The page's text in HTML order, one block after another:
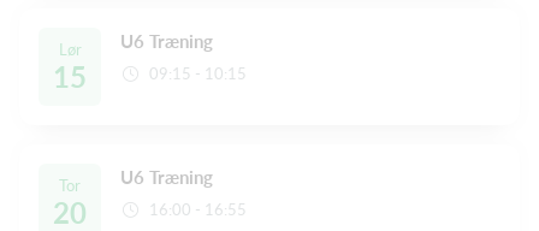
Lør
15
U6 Træning
09:15 - 10:15
Tor
20
U6 Træning
16:00 - 16:55